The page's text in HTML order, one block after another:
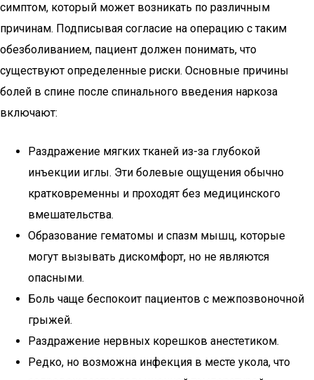
симптом, который может возникать по различным
причинам. Подписывая согласие на операцию с таким
обезболиванием, пациент должен понимать, что
существуют определенные риски. Основные причины
болей в спине после спинального введения наркоза
включают:
Раздражение мягких тканей из-за глубокой
инъекции иглы. Эти болевые ощущения обычно
кратковременны и проходят без медицинского
вмешательства.
Образование гематомы и спазм мышц, которые
могут вызывать дискомфорт, но не являются
опасными.
Боль чаще беспокоит пациентов с межпозвоночной
грыжей.
Раздражение нервных корешков анестетиком.
Редко, но возможна инфекция в месте укола, что